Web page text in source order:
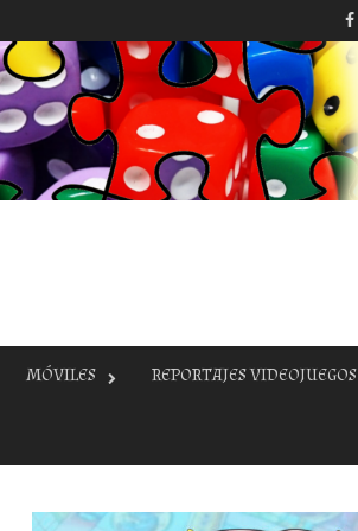
MÓVILES REPORTAJES VIDEOJUEGOS